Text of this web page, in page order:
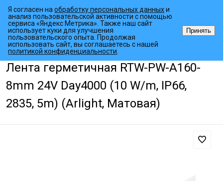
Главная страница • Каталог товаров • Светодиодные ленты
Лента герметичная RTW-PW-A160-
8mm 24V Day4000 (10 W/m, IP66,
2835, 5m) (Arlight, Матовая)
Я согласен наобработку персональных данныхи
анализ пользовательской активности с помощью
сервиса «Яндекс Метрика». Также наш сайт
использует куки для улучшения
пользовательского опыта. Продолжая
использовать сайт, вы соглашаетесь с нашей
политикой конфиденциальности
Принять